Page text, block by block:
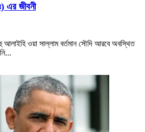
এর জীবনী
আলাইহি ওয়া সাল্লাম বর্তমান সৌদি আরবে অবস্থিত